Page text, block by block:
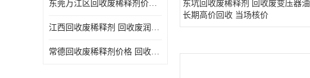
东莞万江区回收废稀释剂价格 回收废白电油
江西回收废稀释剂 回收废润滑油
常德回收废稀释剂价格 回收废清洗液
东坑回收废稀释剂 回收废变压器油
长期高价回收 当场核价